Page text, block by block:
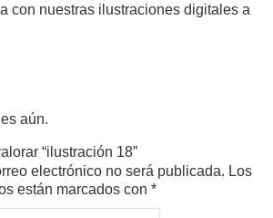
con nuestras ilustraciones digitales a
aún.
“ilustración 18”
electrónico no será publicada. Los
están marcados con *